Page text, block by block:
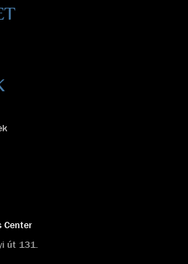
Center
út 131.